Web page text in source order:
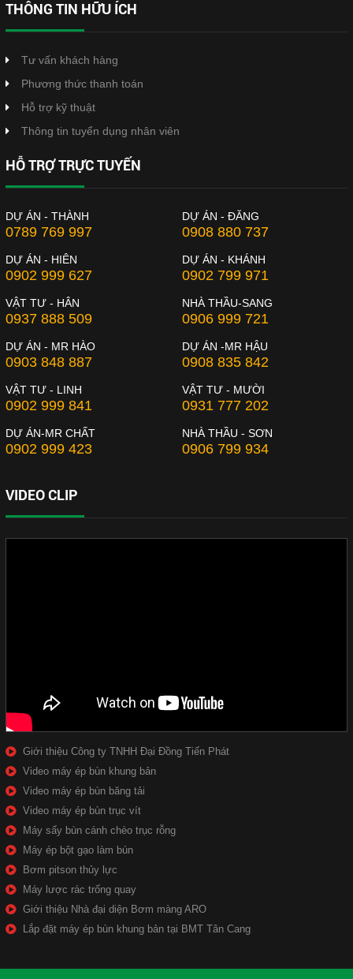
THÔNG TIN HỮU ÍCH
Tư vấn khách hàng
Phương thức thanh toán
Hỗ trợ kỹ thuật
Thông tin tuyển dụng nhân viên
HỖ TRỢ TRỰC TUYẾN
DỰ ÁN - THÀNH
0789 769 997
DỰ ÁN - ĐĂNG
0908 880 737
DỰ ÁN - HIÊN
0902 999 627
DỰ ÁN - KHÁNH
0902 799 971
VẬT TƯ - HÂN
0937 888 509
NHÀ THẦU-SANG
0906 999 721
DỰ ÁN - MR HÀO
0903 848 887
DỰ ÁN -MR HẬU
0908 835 842
VẬT TƯ - LINH
0902 999 841
VẬT TƯ - MƯỜI
0931 777 202
DỰ ÁN-MR CHẤT
0902 999 423
NHÀ THẦU - SƠN
0906 799 934
VIDEO CLIP
Giới thiệu Công ty TNHH Đại Đồng Tiến Phát
Video máy ép bùn khung bản
Video máy ép bùn băng tải
Video máy ép bùn trục vít
Máy sấy bùn cánh chèo trục rỗng
Máy ép bột gạo làm bún
Bơm pitson thủy lực
Máy lược rác trống quay
Giới thiệu Nhà đại diện Bơm màng ARO
Lắp đặt máy ép bùn khung bản tại BMT Tân Cang